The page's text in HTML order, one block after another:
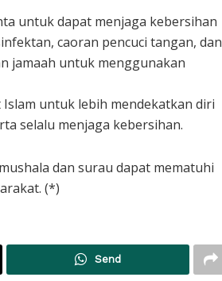
untuk dapat menjaga kebersihan
caoran pencuci tangan, dan
jamaah untuk menggunakan
untuk lebih mendekatkan diri
selalu menjaga kebersihan.
dan surau dapat mematuhi
(*)
Send